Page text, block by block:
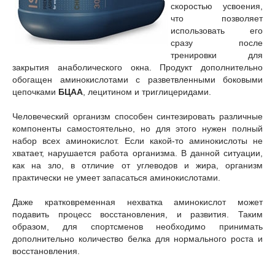
скоростью усвоения,
что позволяет
использовать его
сразу после
тренировки для
закрытия анаболического окна. Продукт дополнительно
обогащен аминокислотами с разветвленными боковыми
цепочками БЦАА , лецитином и триглицеридами.
Человеческий организм способен синтезировать различные
компоненты самостоятельно, но для этого нужен полный
набор всех аминокислот. Если какой-то аминокислоты не
хватает, нарушается работа организма. В данной ситуации,
как на зло, в отличие от углеводов и жира, организм
практически не умеет запасаться аминокислотами.
Даже кратковременная нехватка аминокислот может
подавить процесс восстановления, и развития. Таким
образом, для спортсменов необходимо принимать
дополнительно количество белка для нормального роста и
восстановления.